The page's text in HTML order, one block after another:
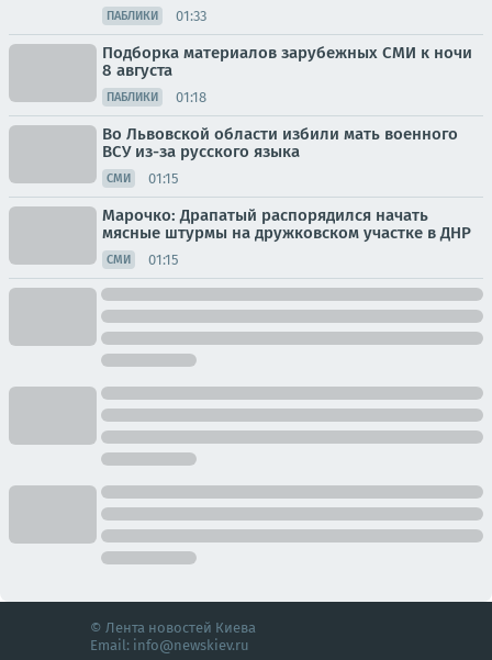
ПАБЛИКИ 01:33
Подборка материалов зарубежных СМИ к ночи
8 августа
ПАБЛИКИ 01:18
Во Львовской области избили мать военного
ВСУ из-за русского языка
СМИ 01:15
Марочко: Драпатый распорядился начать
мясные штурмы на дружковском участке в ДНР
СМИ 01:15
© Лента новостей Киева
Email: info@newskiev.ru